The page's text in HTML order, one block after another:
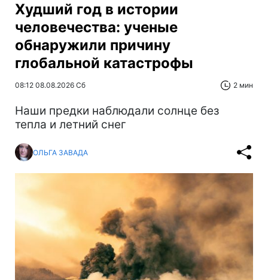
Худший год в истории
человечества: ученые
обнаружили причину
глобальной катастрофы
08:12 08.08.2026 Сб 2 мин
Наши предки наблюдали солнце без
тепла и летний снег
ОЛЬГА ЗАВАДА